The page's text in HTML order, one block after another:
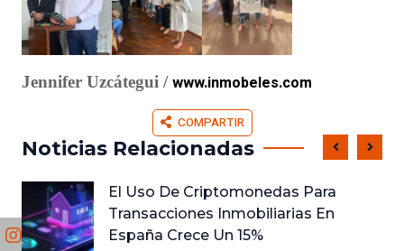
Jennifer Uzcátegui / www.inmobeles.com
COMPARTIR
Noticias Relacionadas
El Uso De Criptomonedas Para
Transacciones Inmobiliarias En
España Crece Un 15%